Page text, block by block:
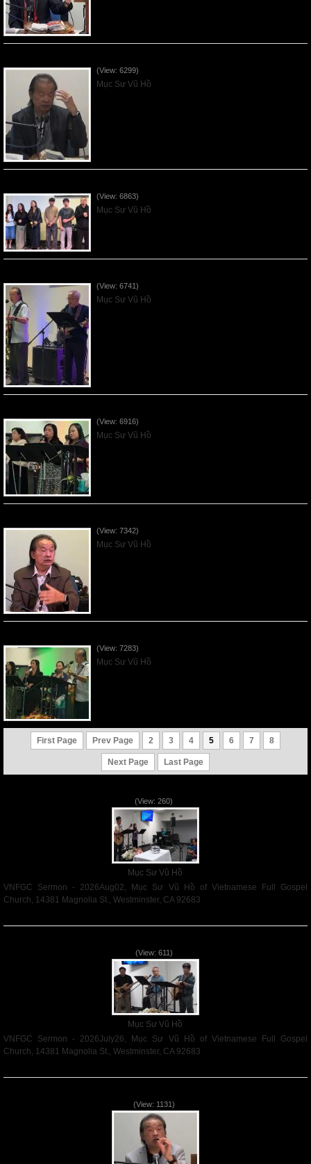
(View: 6299)
Mục Sư Vũ Hồ
(View: 6863)
Mục Sư Vũ Hồ
(View: 6741)
Mục Sư Vũ Hồ
(View: 6916)
Mục Sư Vũ Hồ
(View: 7342)
Mục Sư Vũ Hồ
(View: 7283)
Mục Sư Vũ Hồ
First Page Prev Page 2 3 4 5 6 7 8
Next Page Last Page
(View: 260)
Mục Sư Vũ Hồ
VNFGC Sermon - 2026Aug02, Mục Sư Vũ Hồ of Vietnamese Full Gospel
Church, 14381 Magnolia St., Westminster, CA 92683
(View: 611)
Mục Sư Vũ Hồ
VNFGC Sermon - 2026July26, Mục Sư Vũ Hồ of Vietnamese Full Gospel
Church, 14381 Magnolia St., Westminster, CA 92683
(View: 1131)